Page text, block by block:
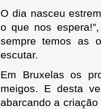
O dia nasceu
o que nos
sempre temos as
escutar.
Em Bruxelas os
meigos. E desta
abarcando a